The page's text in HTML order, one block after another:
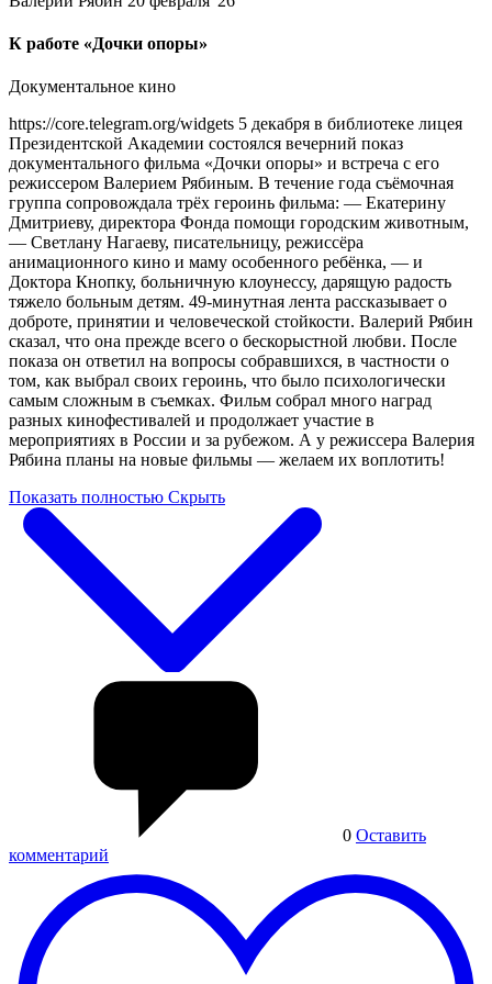
К работе «Дочки опоры»
Документальное кино
https://core.telegram.org/widgets 5 декабря в библиотеке лицея
Президентской Академии состоялся вечерний показ
документального фильма «Дочки опоры» и встреча с его
режиссером Валерием Рябиным. В течение года съёмочная
группа сопровождала трёх героинь фильма: — Екатерину
Дмитриеву, директора Фонда помощи городским животным,
— Светлану Нагаеву, писательницу, режиссёра
анимационного кино и маму особенного ребёнка, — и
Доктора Кнопку, больничную клоунессу, дарящую радость
тяжело больным детям. 49-минутная лента рассказывает о
доброте, принятии и человеческой стойкости. Валерий Рябин
сказал, что она прежде всего о бескорыстной любви. После
показа он ответил на вопросы собравшихся, в частности о
том, как выбрал своих героинь, что было психологически
самым сложным в съемках. Фильм собрал много наград
разных кинофестивалей и продолжает участие в
мероприятиях в России и за рубежом. А у режиссера Валерия
Рябина планы на новые фильмы — желаем их воплотить!
Показать полностью Скрыть
0 Оставить
комментарий